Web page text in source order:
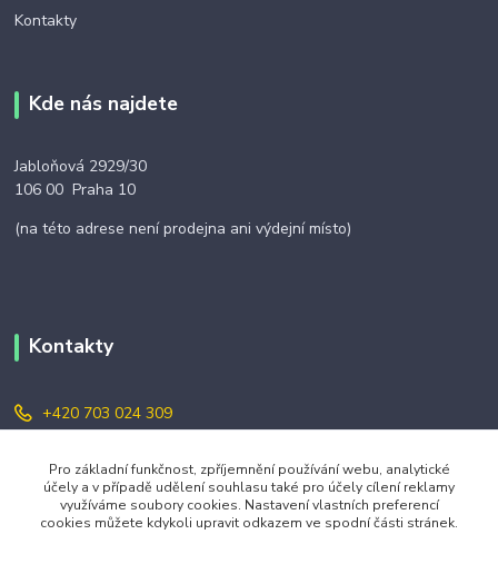
Kontakty
Kde nás najdete
Jabloňová 2929/30
106 00 Praha 10
(na této adrese není prodejna ani výdejní místo)
Kontakty
+420 703 024 309
objednavky@zavazuj.cz
Pro základní funkčnost, zpříjemnění používání webu, analytické
účely a v případě udělení souhlasu také pro účely cílení reklamy
využíváme soubory cookies. Nastavení vlastních preferencí
cookies můžete kdykoli upravit odkazem ve spodní části stránek.